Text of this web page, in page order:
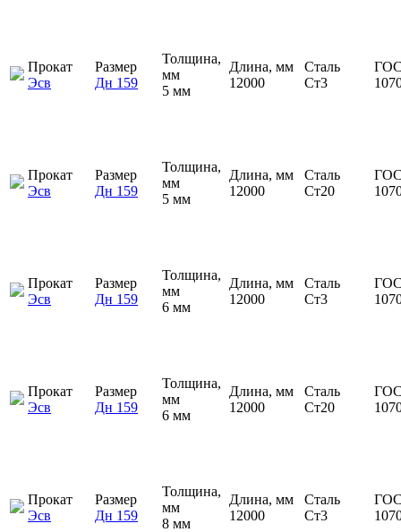
Прокат
Эсв
Размер
Дн 159
Толщина,
мм
5 мм
Длина, мм
12000
Сталь
Ст3
Прокат
Эсв
Размер
Дн 159
Толщина,
мм
5 мм
Длина, мм
12000
Сталь
Ст20
Прокат
Эсв
Размер
Дн 159
Толщина,
мм
6 мм
Длина, мм
12000
Сталь
Ст3
Прокат
Эсв
Размер
Дн 159
Толщина,
мм
6 мм
Длина, мм
12000
Сталь
Ст20
Прокат
Эсв
Размер
Дн 159
Толщина,
мм
8 мм
Длина, мм
12000
Сталь
Ст3